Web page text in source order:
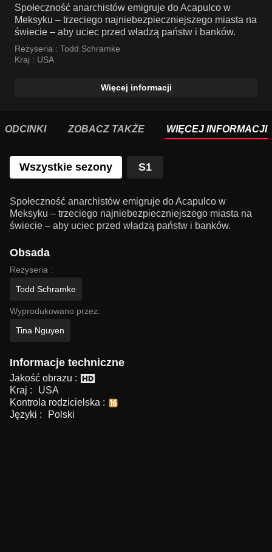
Społeczność anarchistów emigruje do Acapulco w
Meksyku – trzeciego najniebezpieczniejszego miasta na
świecie – aby uciec przed władzą państw i banków.
Reżyseria : Todd Schramke
Kraj : USA
Więcej informacji
ODCINKI ZOBACZ TAKŻE WIĘCEJ INFORMACJI
Wszystkie sezony S1
Społeczność anarchistów emigruje do Acapulco w
Meksyku – trzeciego najniebezpieczniejszego miasta na
świecie – aby uciec przed władzą państw i banków.
Obsada
Reżyseria :
Todd Schramke
Wyprodukowano przez:
Tina Nguyen
Informacje techniczne
Jakość obrazu :
Kraj :
USA
Kontrola rodzicielska :
Języki :
Polski